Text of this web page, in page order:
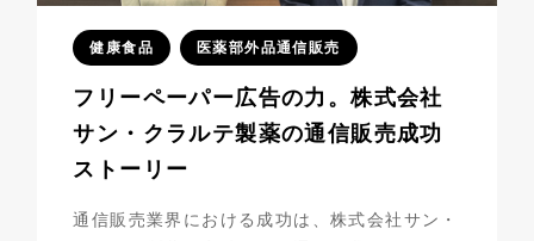
健康食品 医薬部外品通信販売
フリーペーパー広告の力。株式会社
サン・クラルテ製薬の通信販売成功
ストーリー
通信販売業界における成功は、株式会社サン・